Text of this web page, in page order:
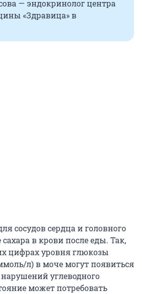
— эндокринолог центра
«Здравица» в
сосудов сердца и головного
в крови после еды. Так,
цифрах уровня глюкозы
л) в моче могут появиться
углеводного
может потребовать